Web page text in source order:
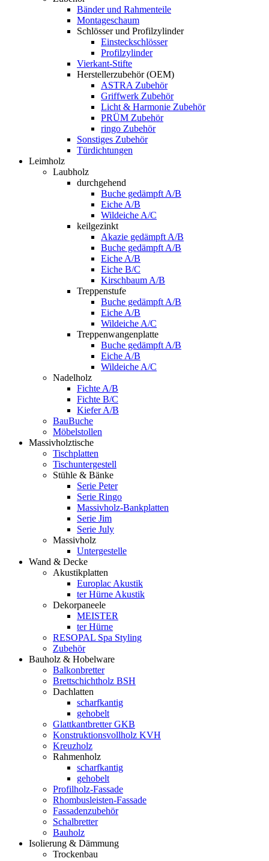
Bänder und Rahmenteile
Montageschaum
Schlösser und Profilzylinder
Einsteckschlösser
Profilzylinder
Vierkant-Stifte
Herstellerzubehör (OEM)
ASTRA Zubehör
Griffwerk Zubehör
Licht & Harmonie Zubehör
PRÜM Zubehör
ringo Zubehör
Sonstiges Zubehör
Türdichtungen
Leimholz
Laubholz
durchgehend
Buche gedämpft A/B
Eiche A/B
Wildeiche A/C
keilgezinkt
Akazie gedämpft A/B
Buche gedämpft A/B
Eiche A/B
Eiche B/C
Kirschbaum A/B
Treppenstufe
Buche gedämpft A/B
Eiche A/B
Wildeiche A/C
Treppenwangenplatte
Buche gedämpft A/B
Eiche A/B
Wildeiche A/C
Nadelholz
Fichte A/B
Fichte B/C
Kiefer A/B
BauBuche
Möbelstollen
Massivholztische
Tischplatten
Tischuntergestell
Stühle & Bänke
Serie Peter
Serie Ringo
Massivholz-Bankplatten
Serie Jim
Serie July
Massivholz
Untergestelle
Wand & Decke
Akustikplatten
Europlac Akustik
ter Hürne Akustik
Dekorpaneele
MEISTER
ter Hürne
RESOPAL Spa Styling
Zubehör
Bauholz & Hobelware
Balkonbretter
Brettschichtholz BSH
Dachlatten
scharfkantig
gehobelt
Glattkantbretter GKB
Konstruktionsvollholz KVH
Kreuzholz
Rahmenholz
scharfkantig
gehobelt
Profilholz-Fassade
Rhombusleisten-Fassade
Fassadenzubehör
Schalbretter
Bauholz
Isolierung & Dämmung
Trockenbau